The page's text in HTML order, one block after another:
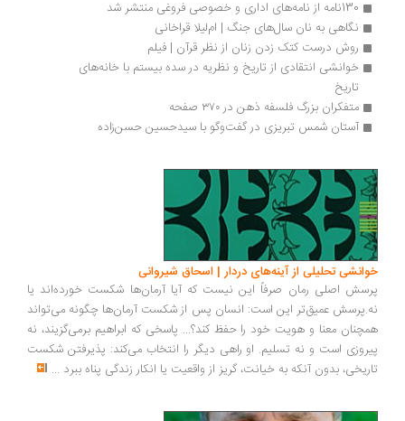
نگاهی به نان سال‌های جنگ | ام‌لیلا قراخانی
روش درست کتک زدن زنان از نظر قرآن | فیلم
خوانشی انتقادی از تاریخ و نظریه در سده بیستم با خانه‌های
متفکران بزرگ فلسفه ذهن در ۳۷۰ صفحه
آستان شمس تبریزی در گفت‌وگو با سیدحسین حسن‌زاده
تحلیلی از آینه‌های دردار | اسحاق شیروانی
اصلی رمان صرفاً این نیست که آیا آرمان‌ها شکست خورده‌اند یا
عمیق‌تر این است: انسان پس از شکست آرمان‌ها چگونه می‌تواند
معنا و هویت خود را حفظ کند؟... پاسخی که ابراهیم برمی‌گزیند، نه
است و نه تسلیم. او راهی دیگر را انتخاب می‌کند: پذیرفتن شکست
بدون آنکه به خیانت، گریز از واقعیت یا انکار زندگی پناه ببرد...